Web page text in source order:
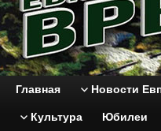
Главная Новости
Культура Юбилеи